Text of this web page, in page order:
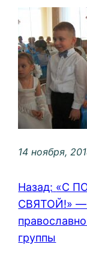
14 ноября,
Назад: «С
СВЯТОЙ!» —
группы